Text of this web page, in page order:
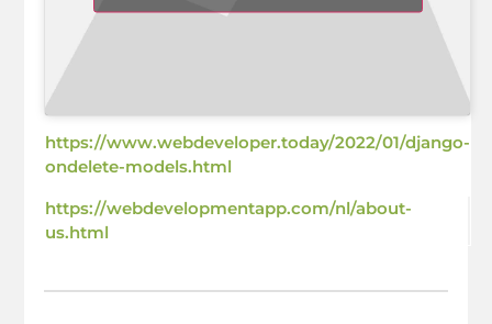
https://www.webdeveloper.today/2022/01/django-
ondelete-models.html
https://webdevelopmentapp.com/nl/about-
us.html